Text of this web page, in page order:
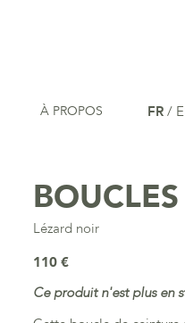
À PROPOS FR /
Lézard noir
110 €
Ce produit n'est plus en